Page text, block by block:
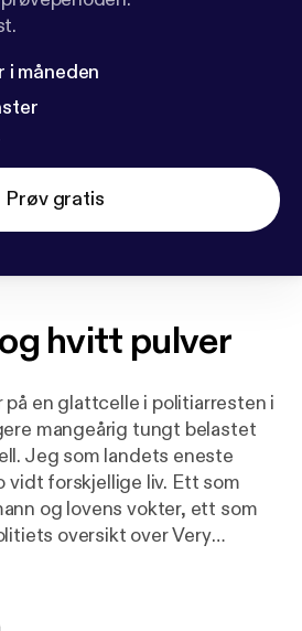
i måneden
Prøv gratis
hvitt pulver
en glattcelle i politiarresten i
mangeårig tungt belastet
Jeg som landets eneste
vidt forskjellige liv. Ett som
og lovens vokter, ett som
oversikt over Very
men han som ledsager meg,
rekke krevende fjellturer. Hva